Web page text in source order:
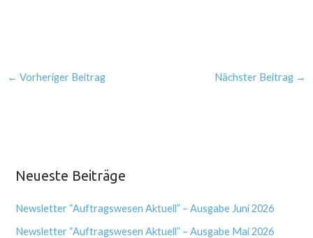
← Vorheriger Beitrag Nächster Beitrag →
Neueste Beiträge
Newsletter “Auftragswesen Aktuell” – Ausgabe Juni 2026
Newsletter “Auftragswesen Aktuell” – Ausgabe Mai 2026